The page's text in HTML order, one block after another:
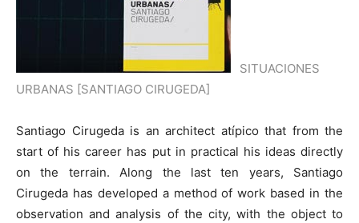
SITUACIONES
URBANAS [SANTIAGO CIRUGEDA]
Santiago Cirugeda is an architect atípico that from the
start of his career has put in practical his ideas directly
on the terrain. Along the last ten years, Santiago
Cirugeda has developed a method of work based in the
observation and analysis of the city, with the object to